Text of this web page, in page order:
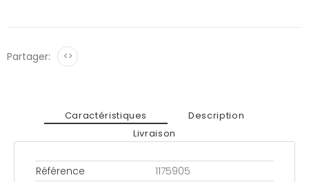
Partager: <>
Caractéristiques
Description
Livraison
Référence
1175905